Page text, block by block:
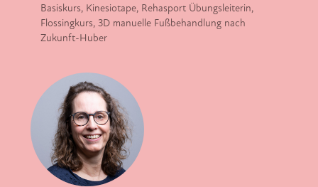
Basiskurs, Kinesiotape, Rehasport Übungsleiterin,
Flossingkurs, 3D manuelle Fußbehandlung nach
Zukunft-Huber